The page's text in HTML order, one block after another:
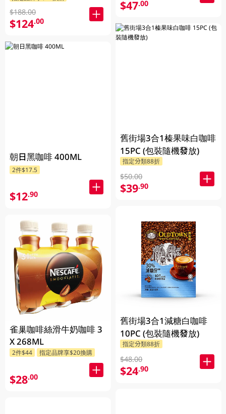
$188.00
$124.00
朝日黑咖啡 400ML
2件$17.5
$12.90
雀巢咖啡絲滑牛奶咖啡 3
X 268ML
2件$44 指定品牌享$20換購
$28.00
$47.00
舊街場3合1榛果味白咖啡
15PC (包裝隨機發放)
指定分類88折
$50.00
$39.90
舊街場3合1減糖白咖啡
10PC (包裝隨機發放)
指定分類88折
$48.00
$24.90